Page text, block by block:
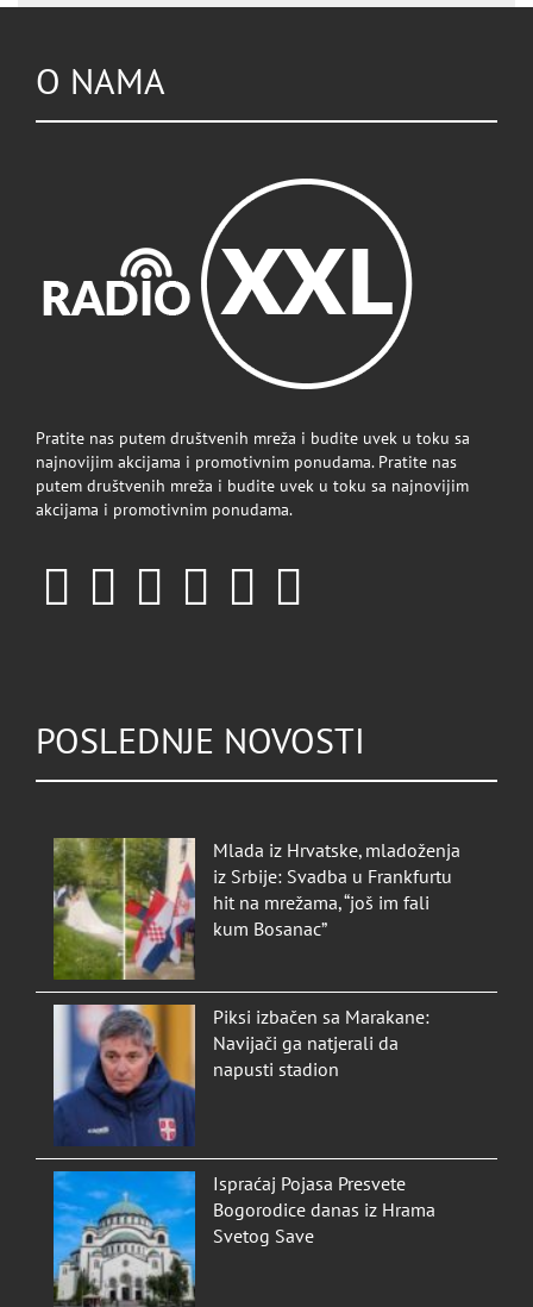
O NAMA
Pratite nas putem društvenih mreža i budite uvek u toku sa
najnovijim akcijama i promotivnim ponudama. Pratite nas
putem društvenih mreža i budite uvek u toku sa najnovijim
akcijama i promotivnim ponudama.
POSLEDNJE NOVOSTI
Mlada iz Hrvatske, mladoženja
iz Srbije: Svadba u Frankfurtu
hit na mrežama, “još im fali
kum Bosanac”
Piksi izbačen sa Marakane:
Navijači ga natjerali da
napusti stadion
Ispraćaj Pojasa Presvete
Bogorodice danas iz Hrama
Svetog Save